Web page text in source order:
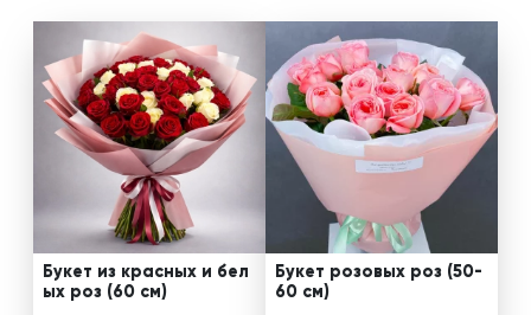
Букет из красных и бел
ых роз (60 см)
Букет розовых роз (50-
60 см)